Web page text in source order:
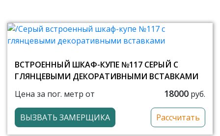
ВСТРОЕННЫЙ ШКАФ-КУПЕ №117 СЕРЫЙ С
ГЛЯНЦЕВЫМИ ДЕКОРАТИВНЫМИ ВСТАВКАМИ
Цена за пог. метр от
18000 руб.
ВЫЗВАТЬ ЗАМЕРЩИКА Рассчитать